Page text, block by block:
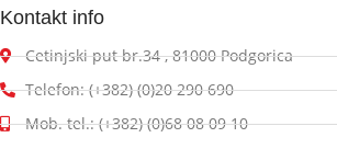
Kontakt info
Cetinjski put br.34 , 81000 Podgorica
Telefon: (+382) (0)20 290 690
Mob. tel.: (+382) (0)68 08 09 10